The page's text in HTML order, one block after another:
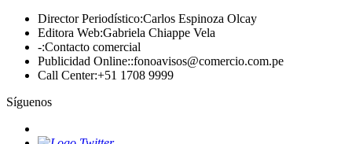
Director Periodístico:Carlos Espinoza Olcay
Editora Web:Gabriela Chiappe Vela
-:Contacto comercial
Publicidad Online::fonoavisos@comercio.com.pe
Call Center:+51 1708 9999
Síguenos